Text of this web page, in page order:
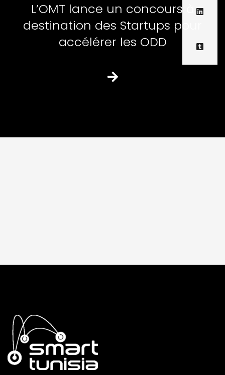
L’OMT lance un concours à
destination des Startups pour
accélérer les ODD